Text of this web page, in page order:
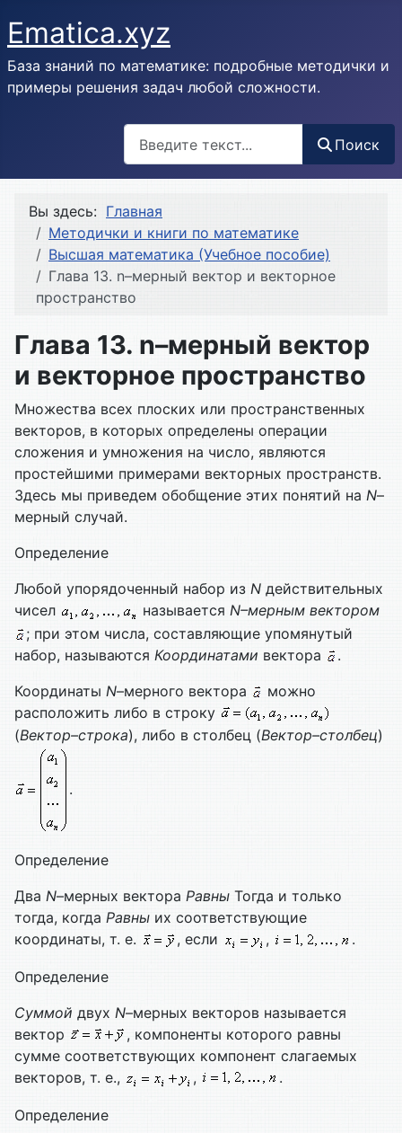
Ematica.xyz
База знаний по математике: подробные методички и
примеры решения задач любой сложности.
Поиск
Вы здесь: Главная
Методички и книги по математике
Высшая математика (Учебное пособие)
Глава 13. n–мерный вектор и векторное
пространство
Глава 13. n–мерный вектор
и векторное пространство
Множества всех плоских или пространственных
векторов, в которых определены операции
сложения и умножения на число, являются
простейшими примерами векторных пространств.
Здесь мы приведем обобщение этих понятий на N–
мерный случай.
Определение
Любой упорядоченный набор из N действительных
чисел
называется N–мерным вектором
; при этом числа, составляющие упомянутый
набор, называются Координатами вектора
.
Координаты N–мерного вектора
можно
расположить либо в строку
(Вектор–строка), либо в столбец (Вектор–столбец)
.
Определение
Два N–мерных вектора Равны Тогда и только
тогда, когда Равны их соответствующие
координаты, т. е.
, если , .
Определение
Суммой двух N–мерных векторов называется
вектор
, компоненты которого равны
сумме соответствующих компонент слагаемых
векторов, т. е.,
, .
Определение